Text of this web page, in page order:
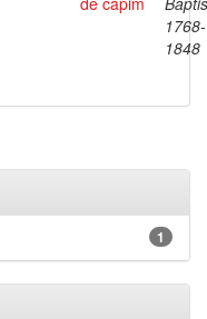
1768-
1848
1